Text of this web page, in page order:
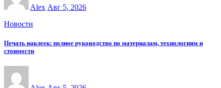
Alex Авг 5, 2026
Новости
Печать наклеек: полное руководство по материалам, технологиям и
стоимости